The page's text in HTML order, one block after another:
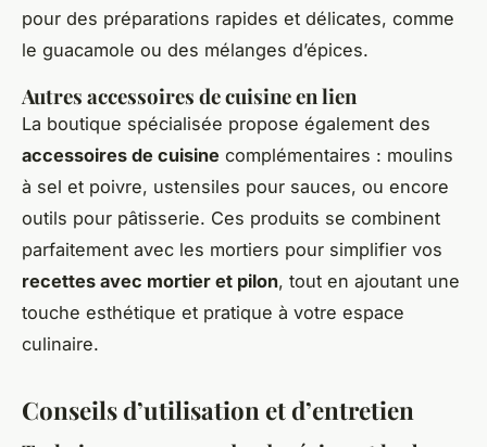
pour des préparations rapides et délicates, comme
le guacamole ou des mélanges d’épices.
Autres accessoires de cuisine en lien
La boutique spécialisée propose également des
accessoires de cuisine complémentaires : moulins
à sel et poivre, ustensiles pour sauces, ou encore
outils pour pâtisserie. Ces produits se combinent
parfaitement avec les mortiers pour simplifier vos
recettes avec mortier et pilon, tout en ajoutant une
touche esthétique et pratique à votre espace
culinaire.
Conseils d’utilisation et d’entretien